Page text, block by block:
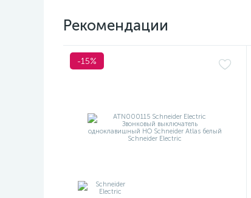
Рекомендации
-15%